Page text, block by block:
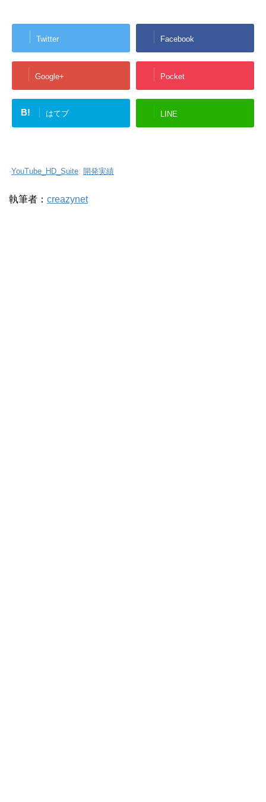
Twitter Facebook
Google+ Pocket
B! はてブ LINE
-YouTube_HD_Suite, 開発実績
執筆者： creazynet